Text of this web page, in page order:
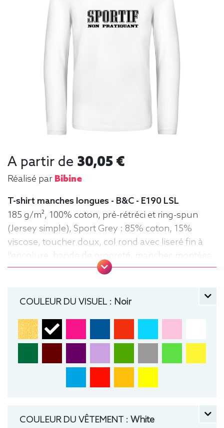
A partir de 30,05 €
Réalisé par Bibine
T-shirt manches longues - B&C - E190 LSL
185 g/m², 100% coton, pré-rétréci et ring-spun
(Jersey simple), Sport Grey : 85% coton, 15%
viscose, toucher doux, col rond avec liseré fin à
l'encolure, bande de propreté, manches montées,
confection tubulaire, coupe droite
COULEUR DU VISUEL : Noir
COULEUR DU VÊTEMENT : White